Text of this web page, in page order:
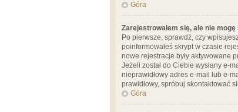
Góra
Zarejestrowałem się, ale nie
Po pierwsze, sprawdź, czy
poinformowałeś skrypt w czasie
nowe rejestracje były aktywowane
Jeżeli został do Ciebie wysłany e-
nieprawidłowy adres e-mail lub e-
prawidłowy, spróbuj skontaktować
Góra